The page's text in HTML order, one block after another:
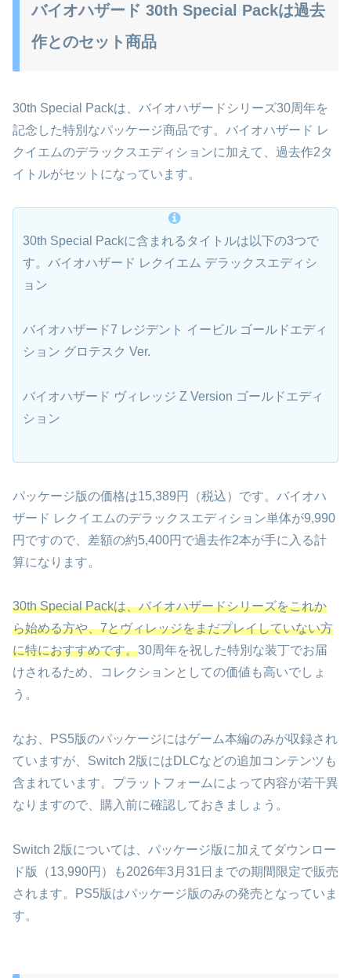
バイオハザード 30th Special Packは過去
作とのセット商品
30th Special Packは、バイオハザードシリーズ30周年を
記念した特別なパッケージ商品です。バイオハザード レ
クイエムのデラックスエディションに加えて、過去作2タ
イトルがセットになっています。
30th Special Packに含まれるタイトルは以下の3つで
す。バイオハザード レクイエム デラックスエディシ
ョン
バイオハザード7 レジデント イービル ゴールドエディ
ション グロテスク Ver.
バイオハザード ヴィレッジ Z Version ゴールドエディ
ション
パッケージ版の価格は15,389円（税込）です。バイオハ
ザード レクイエムのデラックスエディション単体が9,990
円ですので、差額の約5,400円で過去作2本が手に入る計
算になります。
30th Special Packは、バイオハザードシリーズをこれか
ら始める方や、7とヴィレッジをまだプレイしていない方
に特におすすめです。30周年を祝した特別な装丁でお届
けされるため、コレクションとしての価値も高いでしょ
う。
なお、PS5版のパッケージにはゲーム本編のみが収録され
ていますが、Switch 2版にはDLCなどの追加コンテンツも
含まれています。プラットフォームによって内容が若干異
なりますので、購入前に確認しておきましょう。
Switch 2版については、パッケージ版に加えてダウンロー
ド版（13,990円）も2026年3月31日までの期間限定で販売
されます。PS5版はパッケージ版のみの発売となっていま
す。